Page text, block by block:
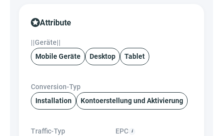
Attribute
||Geräte||
Mobile Geräte
Desktop Tablet
Conversion-Typ
Installation
Kontoerstellung und Aktivierung
Traffic-Typ
EPC